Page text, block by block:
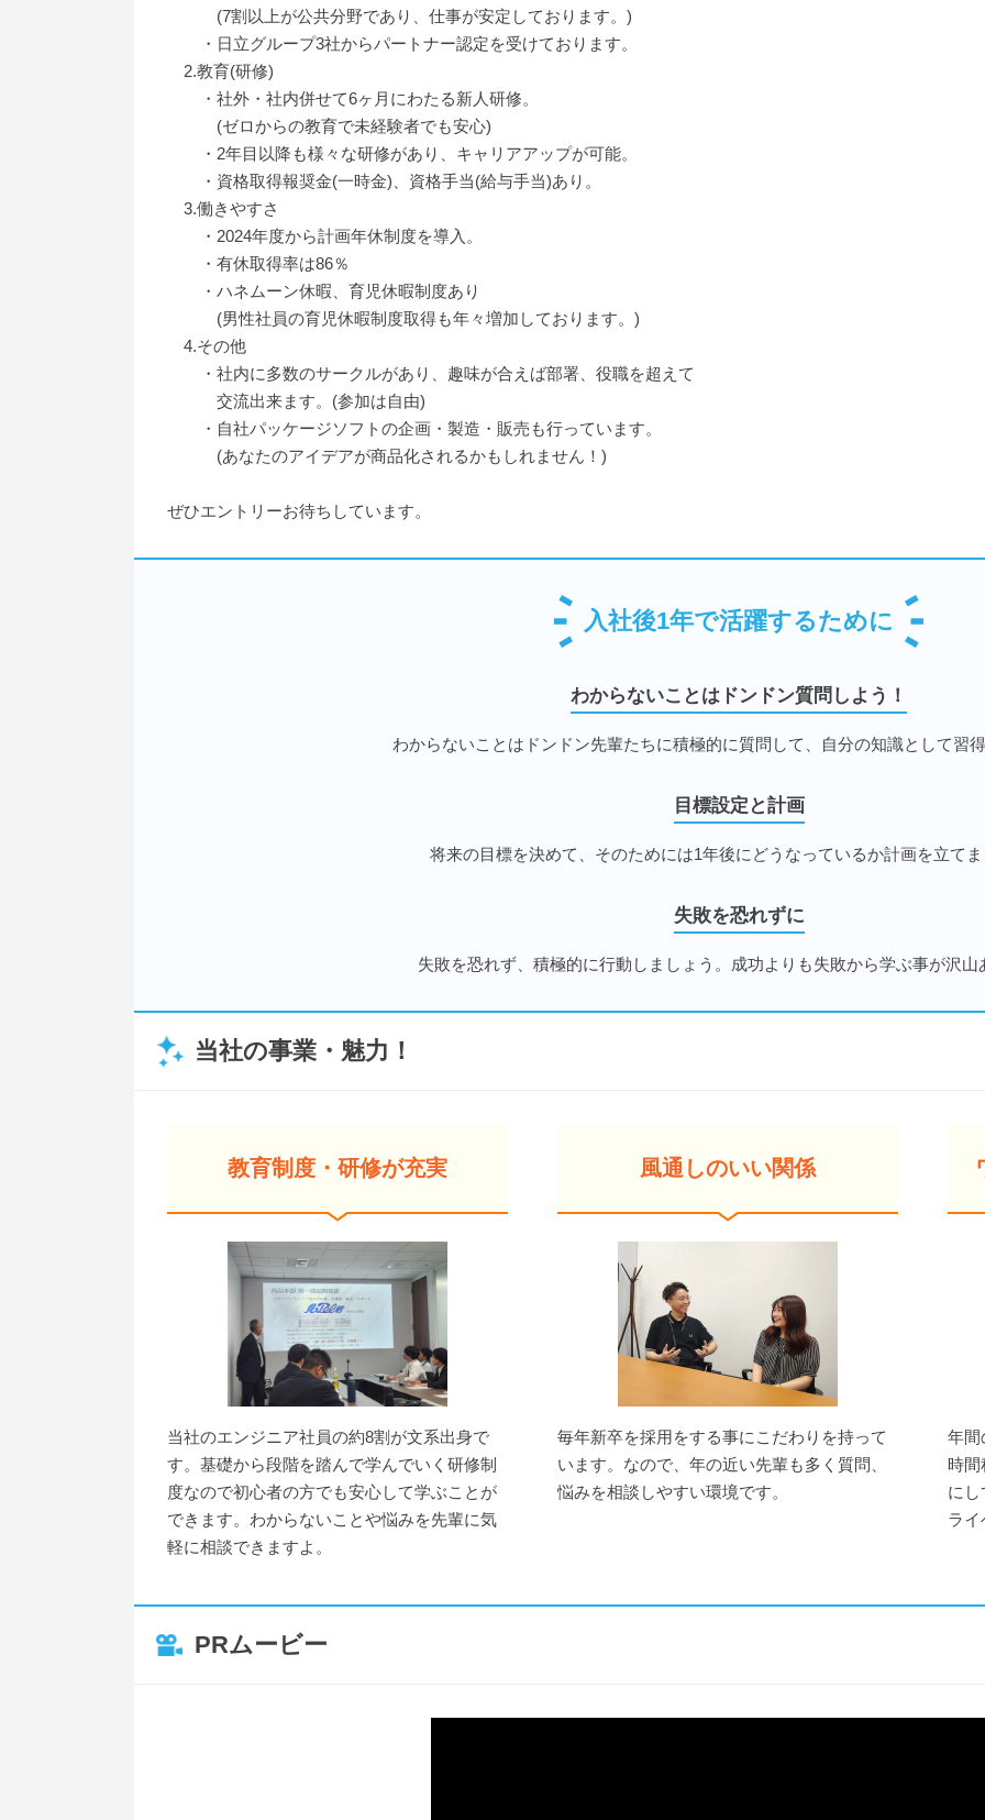
(7割以上が公共分野であり、仕事が安定しております。)
・日立グループ3社からパートナー認定を受けております。
2.教育(研修)
・社外・社内併せて6ヶ月にわたる新人研修。
(ゼロからの教育で未経験者でも安心)
・2年目以降も様々な研修があり、キャリアアップが可能。
・資格取得報奨金(一時金)、資格手当(給与手当)あり。
3.働きやすさ
・2024年度から計画年休制度を導入。
・有休取得率は86％
・ハネムーン休暇、育児休暇制度あり
(男性社員の育児休暇制度取得も年々増加しております。)
4.その他
・社内に多数のサークルがあり、趣味が合えば部署、役職を超えて
交流出来ます。(参加は自由)
・自社パッケージソフトの企画・製造・販売も行っています。
(あなたのアイデアが商品化されるかもしれません！)
ぜひエントリーお待ちしています。
入社後1年で活躍するために
わからないことはドンドン質問しよう！
わからないことはドンドン先輩たちに積極的に質問して、自分の知識として習
目標設定と計画
将来の目標を決めて、そのためには1年後にどうなっているか計画を立てま
失敗を恐れずに
失敗を恐れず、積極的に行動しましょう。成功よりも失敗から学ぶ事が沢山
当社の事業・魅力！
教育制度・研修が充実
当社のエンジニア社員の約8割が文系出身で
す。基礎から段階を踏んで学んでいく研修制
度なので初心者の方でも安心して学ぶことが
できます。わからないことや悩みを先輩に気
軽に相談できますよ。
風通しのいい関係
毎年新卒を採用をする事にこだわりを持って
います。なので、年の近い先輩も多く質問、
悩みを相談しやすい環境です。
年間
時間
に
ライ
PRムービー